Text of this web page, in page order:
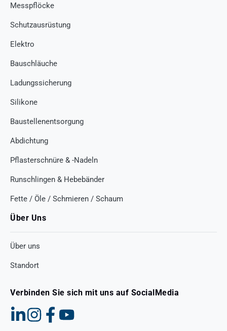
Messpflöcke
Schutzausrüstung
Elektro
Bauschläuche
Ladungssicherung
Silikone
Baustellenentsorgung
Abdichtung
Pflasterschnüre & -Nadeln
Runschlingen & Hebebänder
Fette / Öle / Schmieren / Schaum
Über Uns
Über uns
Standort
Verbinden Sie sich mit uns auf SocialMedia